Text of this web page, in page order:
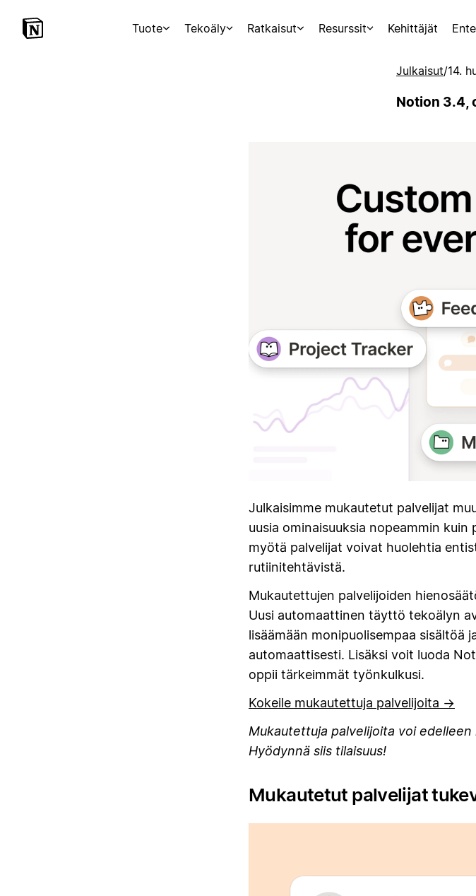
Tuote Tekoäly Ratkaisut Resurssit Kehittäjät
Julkaisut/14.
Notion 3.4,
Julkaisimme mukautetut palvelijat
uusia ominaisuuksia nopeammin
myötä palvelijat voivat huolehtia
rutiinitehtävistä.
Mukautettujen palvelijoiden
Uusi automaattinen täyttö tekoälyn
lisäämään monipuolisempaa sisältöä
automaattisesti. Lisäksi voit luoda
oppii tärkeimmät työnkulkusi.
Kokeile mukautettuja palvelijoita →
Mukautettuja palvelijoita voi
Hyödynnä siis tilaisuus!
Mukautetut palvelijat